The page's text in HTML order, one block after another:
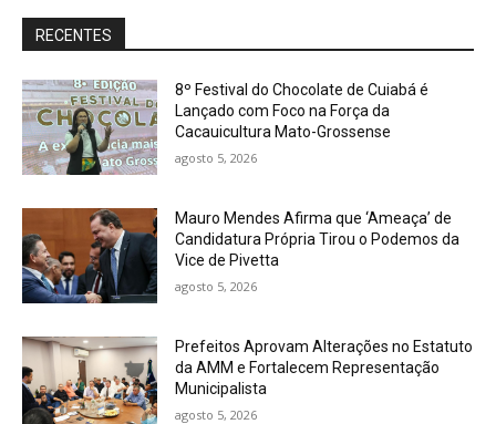
RECENTES
8º Festival do Chocolate de Cuiabá é
Lançado com Foco na Força da
Cacauicultura Mato-Grossense
agosto 5, 2026
Mauro Mendes Afirma que ‘Ameaça’ de
Candidatura Própria Tirou o Podemos da
Vice de Pivetta
agosto 5, 2026
Prefeitos Aprovam Alterações no Estatuto
da AMM e Fortalecem Representação
Municipalista
agosto 5, 2026